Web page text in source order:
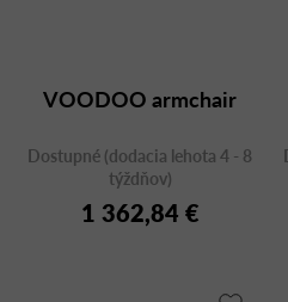
VOODOO armchair
Dostupné (dodacia lehota 4 - 8
týždňov)
1 362,84 €